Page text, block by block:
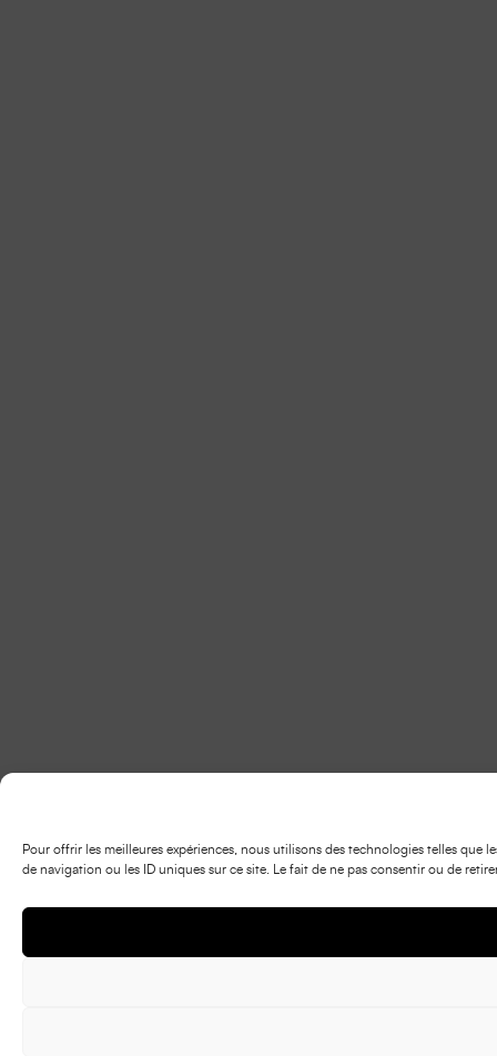
Pour offrir les meilleures expériences, nous utilisons des technologies telles
de navigation ou les ID uniques sur ce site. Le fait de ne pas consentir ou de